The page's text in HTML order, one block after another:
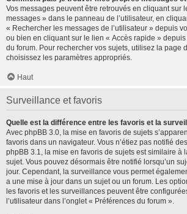
Vos messages peuvent être retrouvés en cliquant sur
messages » dans le panneau de l’utilisateur, en
« Rechercher les messages de l’utilisateur » depuis
ou bien en cliquant sur le lien « Accès rapide »
du forum. Pour rechercher vos sujets, utilisez la page
choisissez les paramètres appropriés.
Haut
Surveillance et favoris
Quelle est la différence entre les favoris et la
Avec phpBB 3.0, la mise en favoris de sujets
favoris dans un navigateur. Vous n’étiez pas notifié
phpBB 3.1, la mise en favoris de sujets est similaire à
sujet. Vous pouvez désormais être notifié lorsqu’un
jour. Cependant, la surveillance vous permet
a une mise à jour dans un sujet ou un forum. Les
les favoris et les surveillances peuvent être
l’utilisateur dans l’onglet « Préférences du forum ».